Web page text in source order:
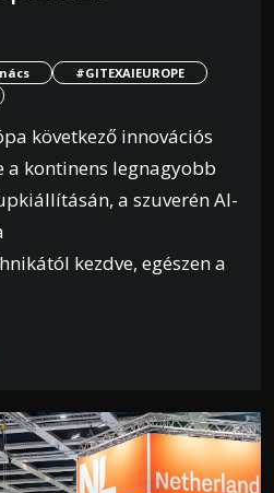
#GITEXAIEUROPE
következő innovációs
kontinens legnagyobb
a szuverén AI-
kezdve, egészen a